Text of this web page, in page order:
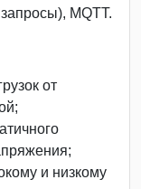
MQTT.
от
и низкому